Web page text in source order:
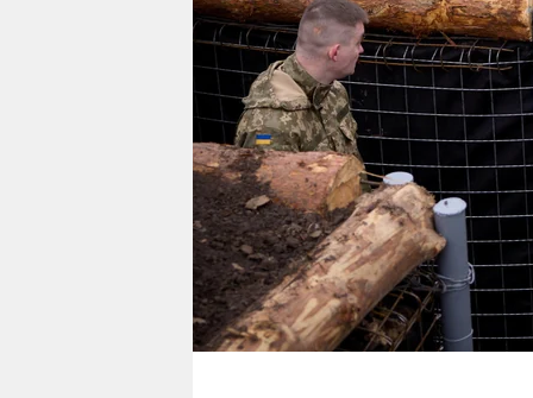
verlag
verlag
veranstaltungen
shop
fragen & hilfe
unterstützen
abo
genossenschaft